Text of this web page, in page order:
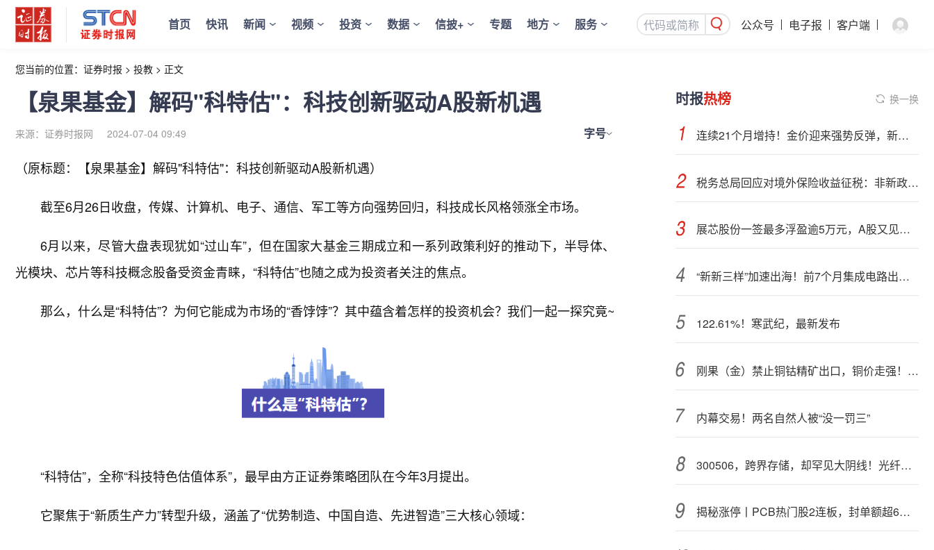
首页 快讯 新闻 视频 投资 数据 信披+ 专题 地方 服务 公众号 电子报 客户端
您当前的位置： 证券时报 > 投教 > 正文
【泉果基金】解码"科特估"：科技创新驱动A股新机遇
来源：证券时报网 2024-07-04 09:49 字号
（原标题：【泉果基金】解码"科特估"：科技创新驱动A股新机遇）
截至6月26日收盘，传媒、计算机、电子、通信、军工等方向强势回归，科技成长风格领涨全市场。
6月以来，尽管大盘表现犹如“过山车”，但在国家大基金三期成立和一系列政策利好的推动下，半导体、
光模块、芯片等科技概念股备受资金青睐，“科特估”也随之成为投资者关注的焦点。
那么，什么是“科特估”？为何它能成为市场的“香饽饽”？其中蕴含着怎样的投资机会？我们一起一探究竟~
“科特估”，全称“科技特色估值体系”，最早由方正证券策略团队在今年3月提出。
它聚焦于“新质生产力”转型升级，涵盖了“优势制造、中国自造、先进智造”三大核心领域：
时报热榜 换一换
连续21个月增持！金价迎来强势反弹，新一轮上行窗口开启？
税务总局回应对境外保险收益征税：非新政策，无需过度解读
展芯股份一签最多浮盈逾5万元，A股又见肉签
“新新三样”加速出海！前7个月集成电路出口额接近翻倍
122.61%！寒武纪，最新发布
刚果（金）禁止铜钴精矿出口，铜价走强！多家公司最新回应
内幕交易！两名自然人被“没一罚三”
300506，跨界存储，却罕见大阴线！光纤需求激增，稀土细分原料，火了
揭秘涨停丨PCB热门股2连板，封单额超6亿元